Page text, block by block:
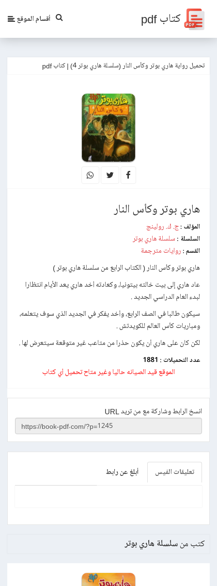
كتاب pdf أقسام الموقع
تحميل رواية هاري بوتر وكأس النار (سلسلة هاري بوتر 4) | كتاب pdf
هاري بوتر وكأس النار
المؤلف : ج. ك. رولينج
السلسلة : سلسلة هاري بوتر
القسم : روايات مترجمة
هاري بوتر وكأس النار ( الكتاب الرابع من سلسلة هاري بوتر )
عاد هاري إلى بيت خالته بيتونيا، وكعادته أخد هاري يعد الأيام انتظارا
لبدء العام الدراسي الجديد .
سيكون طالبا في الصف الرابع، وأخد يفكر في الجديد الذي سوف يتعلمه،
ومباريات كأس العالم للكويدتش .
لكن كان على هاري أن يكون حذرا من متاعب غير متوقعة سيتعرض لها .
عدد التحميلات : 1881
الموقع قيد الصيانه حاليا وغير متاح تحميل أي كتاب
انسخ الرابط وشاركة مع من تريد URL
تعليقات الفيس أبلغ عن رابط
كتب من سلسلة هاري بوتر